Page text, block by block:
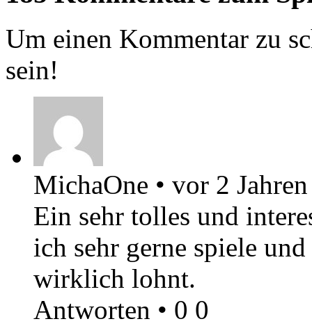
Um einen Kommentar zu
sein!
MichaOne • vor 2 Jahren
Ein sehr tolles und
ich sehr gerne spiele
wirklich lohnt.
Antworten • 0 0